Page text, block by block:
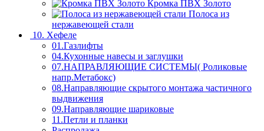
Кромка ПВХ Золото
Полоса из
нержавеющей стали
10. Хефеле
01.Газлифты
04.Кухонные навесы и заглушки
07.НАПРАВЛЯЮЩИЕ СИСТЕМЫ( Роликовые
напр.Метабокс)
08.Направляющие скрытого монтажа частичного
выдвижения
09.Направляющие шариковые
11.Петли и планки